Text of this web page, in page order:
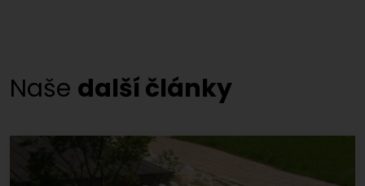
Naše další články